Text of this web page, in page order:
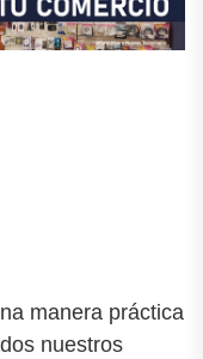
manera práctica
nuestros